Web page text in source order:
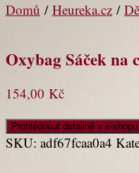
Domů / Heureka.cz /
Oxybag Sáček na
154,00 Kč
Prohlédnout detailně v e-shopu
SKU: adf67fcaa0a4